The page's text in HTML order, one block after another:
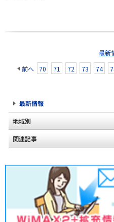
最新
前へ
70 71 72 73 74
最新情報
地域別
北海道
甲信越
北陸
関連記事